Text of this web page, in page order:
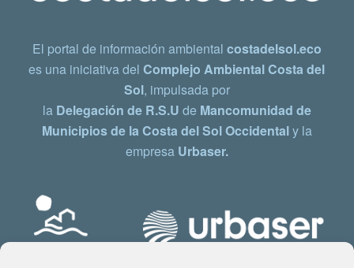
El portal de información ambiental costadelsol.eco
es una iniciativa delComplejo Ambiental Costa del
Sol, impulsada por
la Delegación de R.S.U de Mancomunidad de
Municipios de la Costa del Sol Occidentaly la
empresa Urbaser.